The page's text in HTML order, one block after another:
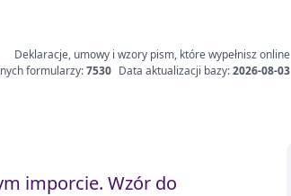
Deklaracje, umowy i wzory pism, które wypełnisz online
formularzy:7530 Data aktualizacji bazy:2026-08-03
imporcie. Wzór do